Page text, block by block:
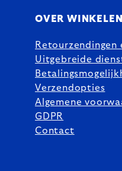
OVER WINKELEN
Retourzendingen
Uitgebreide
Verzendopties
Algemene
GDPR
Contact